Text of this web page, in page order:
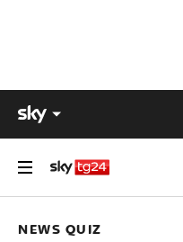
NEWS QUIZ